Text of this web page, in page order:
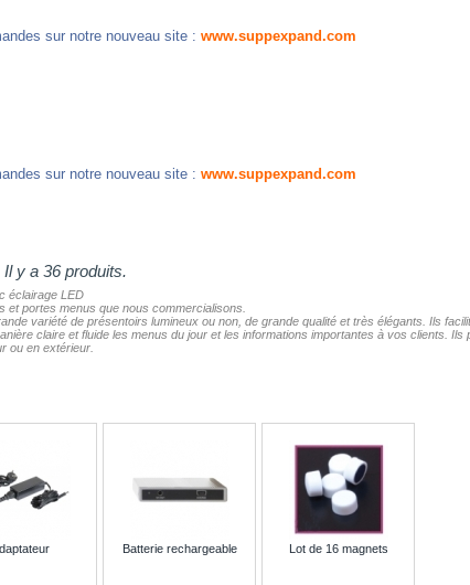
sur notre nouveau site : www.suppexpand.com
sur notre nouveau site : www.suppexpand.com
Il y a 36 produits.
éclairage LED
portes menus que nous commercialisons.
variété de présentoirs lumineux ou non, de grande qualité et très élégants. Ils
claire et fluide les menus du jour et les informations importantes à vos clients. Ils
ou en extérieur.
Batterie rechargeable Lot de 16 magnets